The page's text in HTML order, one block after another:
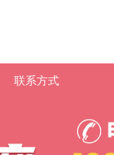
联系方式